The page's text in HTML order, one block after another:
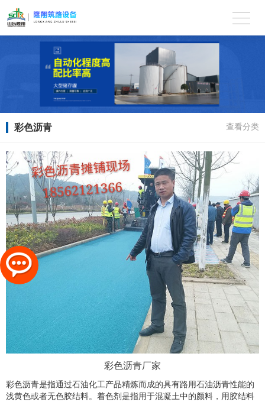
彩色沥青 查看分类
彩色沥青厂家
彩色沥青是指通过石油化工产品精炼而成的具有路用石油沥青性能的
浅黄色或者无色胶结料。着色剂是指用于混凝土中的颜料，用胶结料